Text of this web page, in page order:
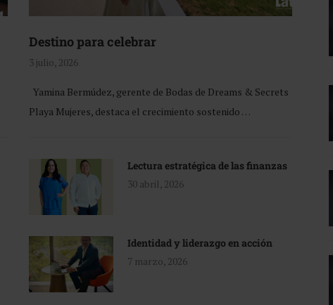
Destino para celebrar
3 julio, 2026
Yamina Bermúdez, gerente de Bodas de Dreams & Secrets
Playa Mujeres, destaca el crecimiento sostenido …
Lectura estratégica de las finanzas
30 abril, 2026
Identidad y liderazgo en acción
7 marzo, 2026